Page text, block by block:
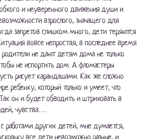
и неуверенного движения души и
взрослого, значащего для
запретов слишком много, дети теряются
вовсе непростая, в последнее время
не дают детям дома не только
не испортить дом. А фломастеры
рисует карандашами. Как же сложно
ребенку, который только и умеет, что
он и будет обводить и штриховать в
чувства…
с работами других детей, мне думается,
все дети невозможно разные, и